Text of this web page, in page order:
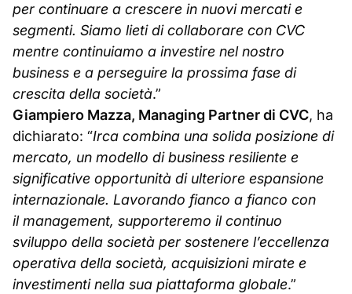
per continuare a crescere in nuovi mercati e
segmenti. Siamo lieti di collaborare con CVC
mentre continuiamo a investire nel nostro
business e a perseguire la prossima fase di
crescita della società.”
Giampiero Mazza, Managing Partner di CVC, ha
dichiarato: “Irca combina una solida posizione di
mercato, un modello di business resiliente e
significative opportunità di ulteriore espansione
internazionale. Lavorando fianco a fianco con
il management, supporteremo il continuo
sviluppo della società per sostenere l’eccellenza
operativa della società, acquisizioni mirate e
investimenti nella sua piattaforma globale.”